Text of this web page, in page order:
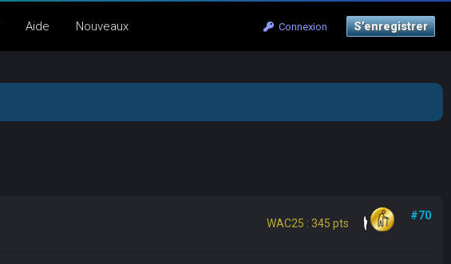
Connexion S’enregistrer
Aide Nouveaux
WAC25 : 345 pts
#70